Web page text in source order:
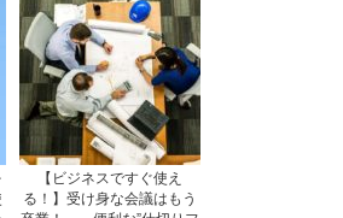
【ビジネスですぐ使え
る！】受け身な会議はもう